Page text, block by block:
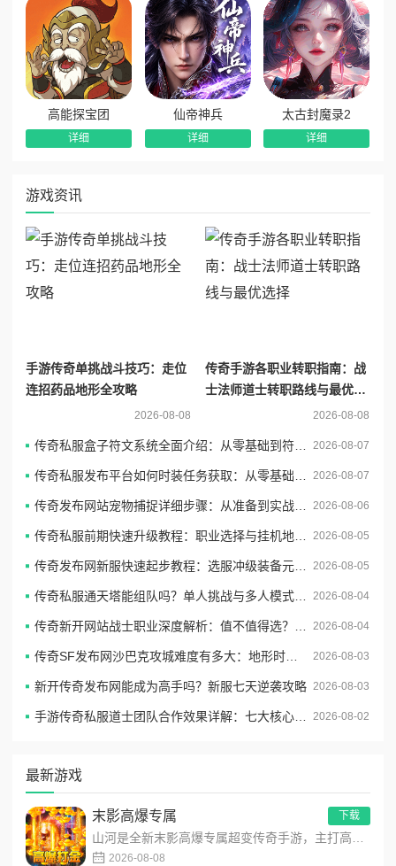
高能探宝团
详细
仙帝神兵
详细
太古封魔录2
详细
游戏资讯
手游传奇单挑战斗技巧：走位
连招药品地形全攻略
2026-08-08
传奇手游各职业转职指南：战
士法师道士转职路线与最优选
2026-08-08
2026-08-07
传奇私服盒子符文系统全面介绍：从零基础到符文毕业的终极养成指南
2026-08-07
传奇私服发布平台如何时装任务获取：从零基础到时装毕业的完整收集路线
2026-08-06
传奇发布网站宠物捕捉详细步骤：从准备到实战的完整捕宠指南
2026-08-05
传奇私服前期快速升级教程：职业选择与挂机地图全攻略
2026-08-05
传奇发布网新服快速起步教程：选服冲级装备元宝全攻略
2026-08-04
传奇私服通天塔能组队吗？单人挑战与多人模式规则详解
2026-08-04
传奇新开网站战士职业深度解析：值不值得选？技能加点方案一次讲透
2026-08-03
传奇SF发布网沙巴克攻城难度有多大：地形时间配合资源心理五重考验
2026-08-03
新开传奇发布网能成为高手吗？新服七天逆袭攻略
2026-08-02
手游传奇私服道士团队合作效果详解：七大核心作用全解析
最新游戏
末影高爆专属
山河是全新末影高爆专属超变传奇手游，主打高爆打怪、海量专属装备、多地图自由探索！上线即领开局豪礼，怪物好打、...
2026-08-08
下载